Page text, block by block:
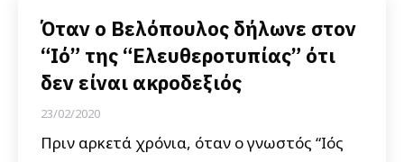
Όταν ο Βελόπουλος δήλωνε στον
“Ιό” της “Ελευθεροτυπίας” ότι
δεν είναι ακροδεξιός
23/02/2020
Πριν αρκετά χρόνια, όταν ο γνωστός “Ιός